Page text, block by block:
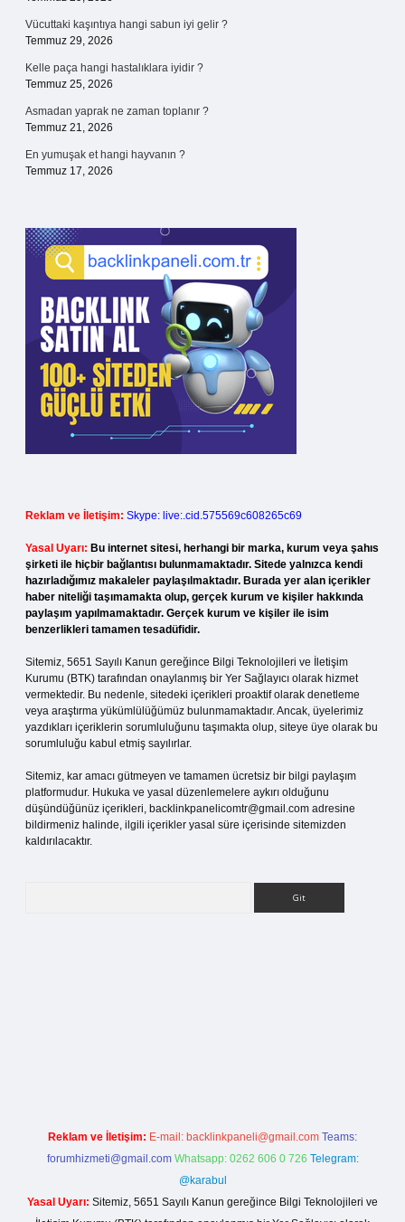
Vücuttaki kaşıntıya hangi sabun iyi gelir ?
Temmuz 29, 2026
Kelle paça hangi hastalıklara iyidir ?
Temmuz 25, 2026
Asmadan yaprak ne zaman toplanır ?
Temmuz 21, 2026
En yumuşak et hangi hayvanın ?
Temmuz 17, 2026
Reklam ve İletişim: Skype: live:.cid.575569c608265c69
Yasal Uyarı: Bu internet sitesi, herhangi bir marka, kurum veya şahıs
şirketi ile hiçbir bağlantısı bulunmamaktadır. Sitede yalnızca kendi
hazırladığımız makaleler paylaşılmaktadır. Burada yer alan içerikler
haber niteliği taşımamakta olup, gerçek kurum ve kişiler hakkında
paylaşım yapılmamaktadır. Gerçek kurum ve kişiler ile isim
benzerlikleri tamamen tesadüfidir.
Sitemiz, 5651 Sayılı Kanun gereğince Bilgi Teknolojileri ve İletişim
Kurumu (BTK) tarafından onaylanmış bir Yer Sağlayıcı olarak hizmet
vermektedir. Bu nedenle, sitedeki içerikleri proaktif olarak denetleme
veya araştırma yükümlülüğümüz bulunmamaktadır. Ancak, üyelerimiz
yazdıkları içeriklerin sorumluluğunu taşımakta olup, siteye üye olarak bu
sorumluluğu kabul etmiş sayılırlar.
Sitemiz, kar amacı gütmeyen ve tamamen ücretsiz bir bilgi paylaşım
platformudur. Hukuka ve yasal düzenlemelere aykırı olduğunu
düşündüğünüz içerikleri, backlinkpanelicomtr@gmail.com adresine
bildirmeniz halinde, ilgili içerikler yasal süre içerisinde sitemizden
kaldırılacaktır.
Reklam ve İletişim: E-mail: backlinkpaneli@gmail.com Teams:
forumhizmeti@gmail.com Whatsapp: 0262 606 0 726 Telegram:
@karabul
Yasal Uyarı: Sitemiz, 5651 Sayılı Kanun gereğince Bilgi Teknolojileri ve